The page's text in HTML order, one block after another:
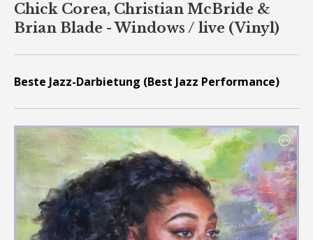
Chick Corea, Christian McBride &
Brian Blade - Windows / live (Vinyl)
Beste Jazz-Darbietung (Best Jazz Performance)